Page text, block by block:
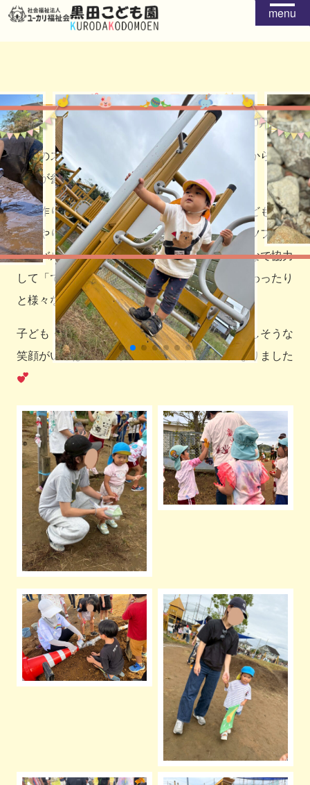
menu
スポーツフェスティバル
2025年10月18日
今年のスポーツフェスティバルは、年少々さんから年長
さんが参加しました‼
水路作りやダンス・リレーに絵の具遊び等、子どもたち
の「やりたい！したい！」がたくさんのスポーツフェス
ティバルで、負けて悔しくて涙が出たり、みんなで協力
して「できた！」「たのしい！」と達成感を味わったり
と様々な表情が見ることができました
子ども・保護者・先生とみんなのニコニコで楽しそうな
笑顔がいっぱいのスポーツフェスティバルになりました